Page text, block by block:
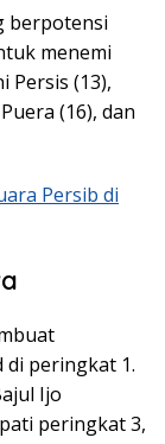
berpotensi
menemi
Persis (13),
(16), dan
Persib di
di peringkat 1.
Ijo
peringkat 3,